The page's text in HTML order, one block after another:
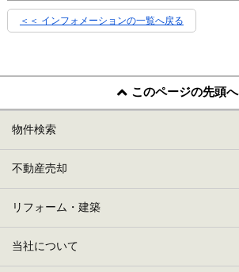
＜＜ インフォメーションの一覧へ戻る
このページの先頭へ
物件検索
不動産売却
リフォーム・建築
当社について